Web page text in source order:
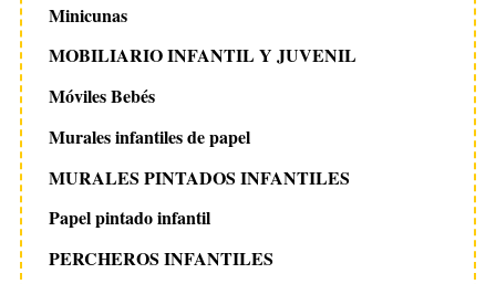
Minicunas
MOBILIARIO INFANTIL Y JUVENIL
Móviles Bebés
Murales infantiles de papel
MURALES PINTADOS INFANTILES
Papel pintado infantil
PERCHEROS INFANTILES